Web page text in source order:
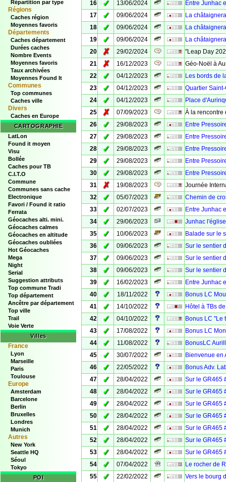
Répartition par type
Régions
Caches région
Moyennes favoris
Départements
Caches département
Durées caches
Nombre Events
Moyennes favoris
Taux archivées
Moyennes Found It
Communes
Top communes
Caches ville
Divers
Caches en Europe
CARTOGRAPHIE
LatLon
Found it moyen
Visu
Bollée
Caches pour TB
C.I.T.O
Commune
Communes sans cache
Electronique
Favori / Found it ratio
Ferrata
Géocaches alti. mini.
Géocaches calmes
Géocaches en altitude
Géocaches oubliées
Hot Géocaches
Mega
Night
Serial
Suggestion attributs
Top commune Tradi
Top département
Ancêtre par département
Top ville
Trail
Voie Verte
Villes
France
Lyon
Marseille
Paris
Toulouse
Europe
Amsterdam
Barcelone
Berlin
Bruxelles
Londres
Munich
Autres
New York
Seattle HQ
Séoul
Tokyo
POI
16
✓ 13/06/2024
Entre Junhac
17
✓ 09/06/2024
La
18
✓ 09/06/2024
La
19
✓ 09/06/2024
La
20
✗ 29/02/2024
"Leap Day
21
✗ 16/12/2023
Géo-Noël à
22
✓ 04/12/2023
Les bords de
23
✓ 04/12/2023
Quartier
24
✓ 04/12/2023
Place
25
✗ 07/09/2023
À la rencontre
26
✓ 29/08/2023
Entre
27
✓ 29/08/2023
Entre
28
✓ 29/08/2023
Entre
29
✓ 29/08/2023
Entre
30
✓ 29/08/2023
Entre
31
✗ 19/08/2023
Journée
32
✓ 05/07/2023
Chemin de
33
✓ 02/07/2023
Entre Junhac
34
✓ 29/06/2023
Junhac
35
✓ 10/06/2023
Balade sur le
36
✓ 09/06/2023
Sur le sentier
37
✓ 09/06/2023
Sur le sentier
38
✓ 09/06/2023
Sur le sentier
39
✓ 16/02/2023
Entre Junhac
40
✓ 18/11/2022
Bonus LC
41
✓ 14/10/2022
Hôtel à TBs
42
✓ 04/10/2022
Bonus LC "Le
43
✓ 17/08/2022
Bonus LC
44
✓ 11/08/2022
BonusLC
45
✓ 30/07/2022
Bienvenue en
46
✓ 22/05/2022
Bonus Adv.
47
✓ 28/04/2022
Sur le GR465
48
✓ 28/04/2022
Sur le GR465
49
✓ 28/04/2022
Sur le GR465
50
✓ 28/04/2022
Sur le GR465
51
✓ 28/04/2022
Sur le GR465
52
✓ 28/04/2022
Sur le GR465
53
✓ 28/04/2022
Sur le GR465
54
✓ 07/04/2022
Le rocher de
55
✓ 22/02/2022
Vers le bourg